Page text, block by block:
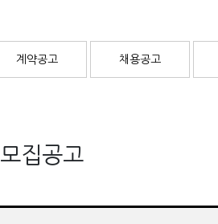
계약공고 채용공고
모집공고